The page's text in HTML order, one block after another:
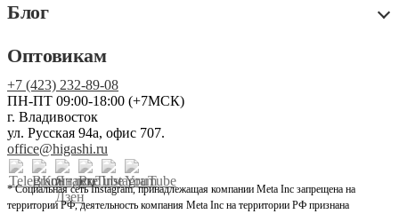
Блог
Оптовикам
+7 (423) 232-89-08
ПН-ПТ 09:00-18:00 (+7МСК)
г. Владивосток
ул. Русская 94а, офис 707.
office@higashi.ru
* Социальная сеть Instagram, принадлежащая компании Meta Inc запрещена на
территории РФ, деятельность компания Meta Inc на территории РФ признана